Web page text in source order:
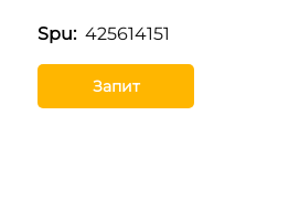
Spu: 425614151
Запит